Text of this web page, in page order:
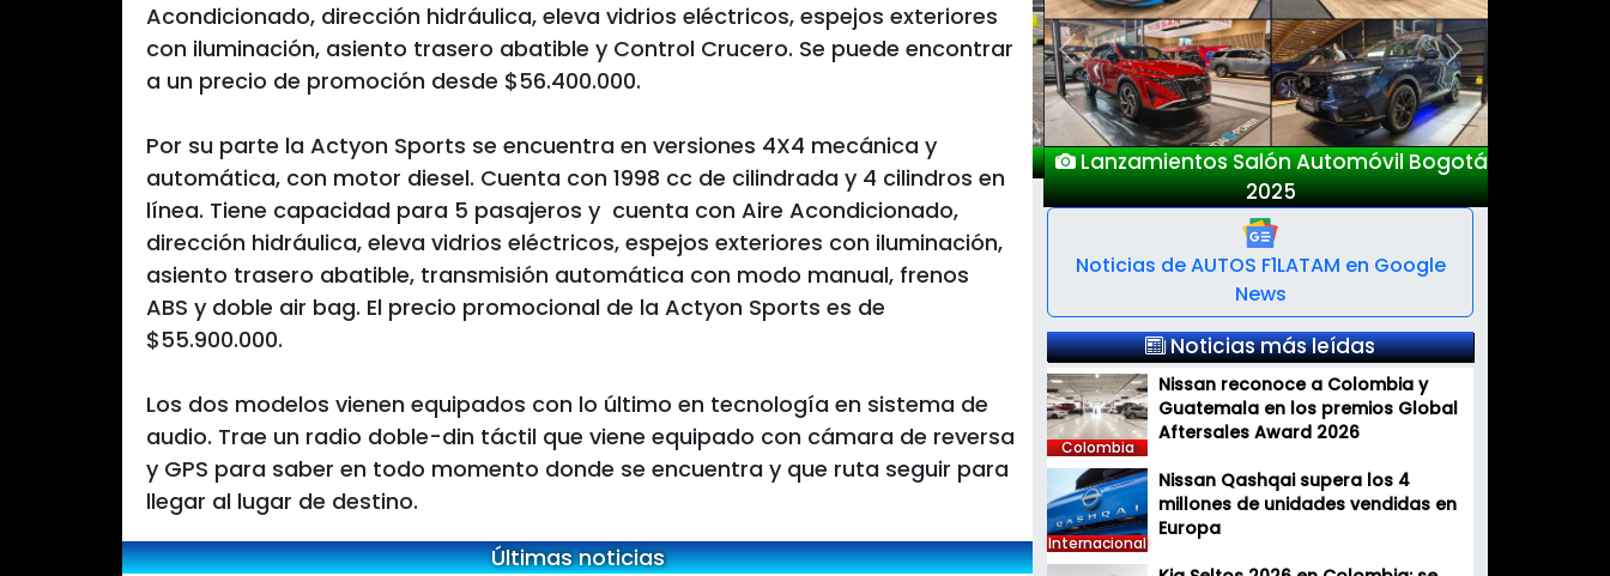
Acondicionado, dirección hidráulica, eleva vidrios eléctricos, espejos exteriores
con iluminación, asiento trasero abatible y Control Crucero. Se puede encontrar
a un precio de promoción desde $56.400.000.
Por su parte la Actyon Sports se encuentra en versiones 4X4 mecánica y
automática, con motor diesel. Cuenta con 1998 cc de cilindrada y 4 cilindros en
línea. Tiene capacidad para 5 pasajeros y cuenta con Aire Acondicionado,
dirección hidráulica, eleva vidrios eléctricos, espejos exteriores con iluminación,
asiento trasero abatible, transmisión automática con modo manual, frenos
ABS y doble air bag. El precio promocional de la Actyon Sports es de
$55.900.000.
Los dos modelos vienen equipados con lo último en tecnología en sistema de
audio. Trae un radio doble-din táctil que viene equipado con cámara de reversa
y GPS para saber en todo momento donde se encuentra y que ruta seguir para
llegar al lugar de destino.
Últimas noticias
Lanzamientos Salón Automóvil Bogotá
2025
Previous Next
Noticias de AUTOS F1LATAM en Google
News
Noticias más leídas
Colombia
Nissan reconoce a Colombia y
Guatemala en los premios Global
Aftersales Award 2026
Internacional
Nissan Qashqai supera los 4
millones de unidades vendidas en
Europa